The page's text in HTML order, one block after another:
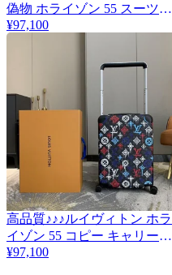
偽物 ホライゾン 55 スーツケ
ース 2色 vux88950
¥97,100
高品質♪♪♪ルイヴィトン ホラ
イゾン 55 コピー キャリーバ
ッグ vuz84884
¥97,100